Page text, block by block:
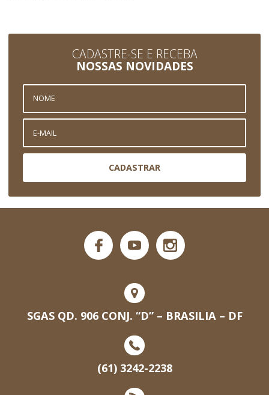
CADASTRE-SE E RECEBA
NOSSAS NOVIDADES
CADASTRAR
SGAS QD. 906 CONJ. “D” – BRASILIA – DF
(61) 3242-2238